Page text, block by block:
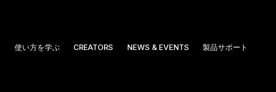
使い方を学ぶ CREATORS NEWS & EVENTS 製品サポート